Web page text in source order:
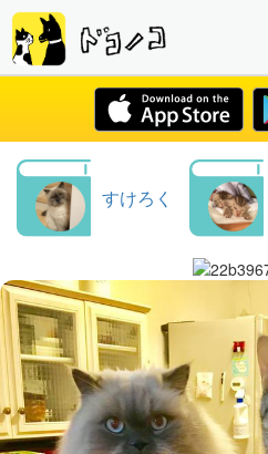
すけろく